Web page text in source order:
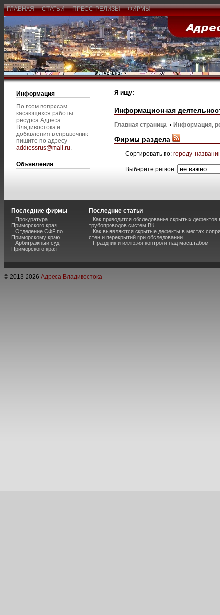
ГЛАВНАЯ СТАТЬИ ПРЕСС-РЕЛИЗЫ ФИРМЫ
Информация
По всем вопросам
касающихся работы
ресурса Адреса
Владивостока и
добавления в справочник
пишите по адресу
addressrus@mail.ru.
Объявления
Я ищу:
Информационная
Главная страница Информация,
Фирмы раздела
Сортировать по: городу
Выберите регион:
Последние фирмы
Прокуратура
Приморского края
Отделение СФР по
Приморскому краю
Арбитражный суд
Приморского края
Последние статьи
Как проводится обследование скрытых дефектов
трубопроводов систем ВК
Как выявляются скрытые дефекты в местах
стен и перекрытий при обследовании
Праздник и иллюзия контроля над масштабом
© 2013-2026 Адреса Владивостока